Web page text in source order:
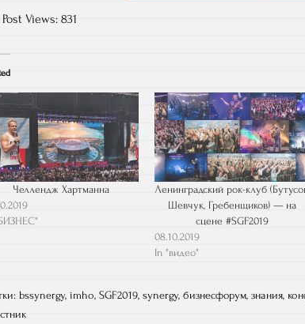
Post Views: 831
Челлендж Хартманна
Ленинградский рок-клуб
Шевчук, Гребенщиков) — на
сцене #SGF2019
08.10.2019
In "видео"
bssynergy, imho, SGF2019, synergy, бизнесфорум, знания,